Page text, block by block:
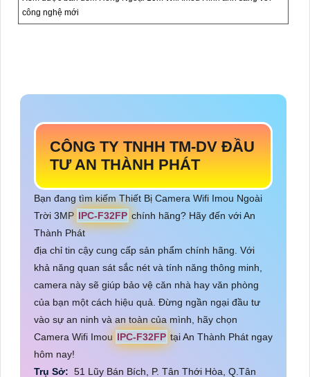
công nghệ mới
CÔNG TY TNHH TM-DV ĐẦU
TƯ AN THÀNH PHÁT
Bạn đang tìm kiếm Thiết Bị Camera Wifi Imou Ngoài
Trời 3MP IPC-F32FP chính hãng? Hãy đến với An
Thành Phát
địa chỉ tin cậy cung cấp sản phẩm chính hãng. Với
khả năng quan sát sắc nét và tính năng thông minh,
camera này sẽ giúp bảo vệ căn nhà hay văn phòng
của bạn một cách hiệu quả. Đừng ngần ngại đầu tư
vào sự an ninh và an toàn của mình, hãy chọn
Camera Wifi Imou IPC-F32FP tại An Thành Phát ngay
hôm nay!
Trụ Sở: 51 Lũy Bán Bích, P. Tân Thới Hòa, Q.Tân